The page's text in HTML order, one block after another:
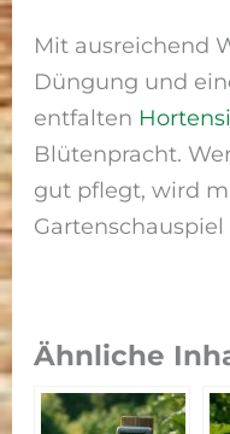
Mit ausreichend
Düngung und
entfalten
Blütenpracht.
gut pflegt, wird
Ähnliche